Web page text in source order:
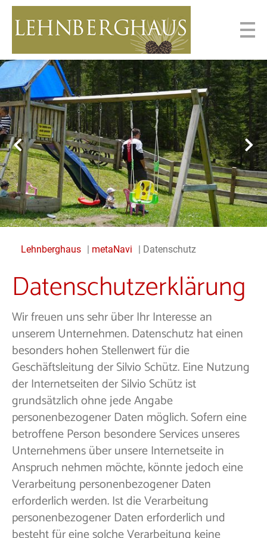
Lehnberghaus metaNavi Datenschutz
Datenschutzerklärung
Wir freuen uns sehr über Ihr Interesse an
unserem Unternehmen. Datenschutz hat einen
besonders hohen Stellenwert für die
Geschäftsleitung der Silvio Schütz. Eine Nutzung
der Internetseiten der Silvio Schütz ist
grundsätzlich ohne jede Angabe
personenbezogener Daten möglich. Sofern eine
betroffene Person besondere Services unseres
Unternehmens über unsere Internetseite in
Anspruch nehmen möchte, könnte jedoch eine
Verarbeitung personenbezogener Daten
erforderlich werden. Ist die Verarbeitung
personenbezogener Daten erforderlich und